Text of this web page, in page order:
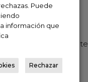
puntualmente
Puede
información que
Rechazar